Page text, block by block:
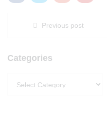
Previous post
Categories